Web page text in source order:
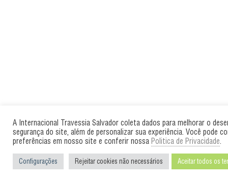
A Internacional Travessia Salvador coleta dados para melhorar o
segurança do site, além de personalizar sua experiência. Você pode
preferências em nosso site e conferir nossa Politica de Privacidade.
Configurações Rejeitar cookies não necessários Aceitar todos os